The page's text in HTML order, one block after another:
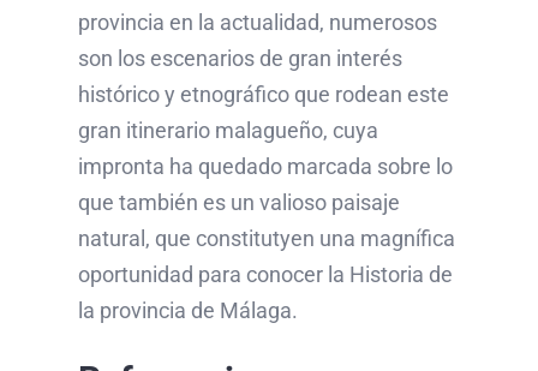
provincia en la actualidad, numerosos
son los escenarios de gran interés
histórico y etnográfico que rodean este
gran itinerario malagueño, cuya
impronta ha quedado marcada sobre lo
que también es un valioso paisaje
natural, que constitutyen una magnífica
oportunidad para conocer la Historia de
la provincia de Málaga.